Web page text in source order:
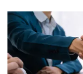
Scopri di più